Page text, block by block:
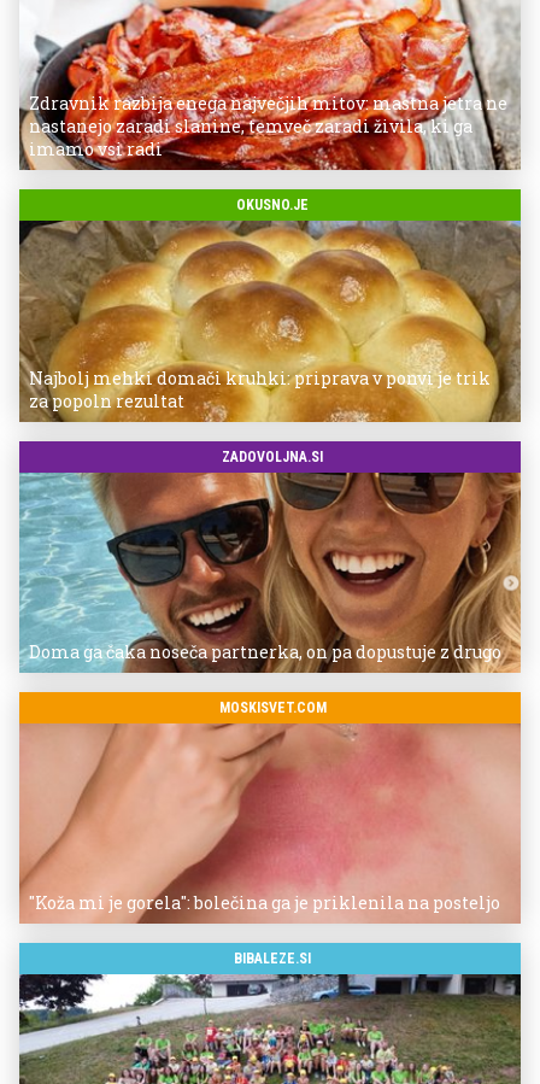
Zdravnik razbija enega največjih mitov: mastna jetra ne
nastanejo zaradi slanine, temveč zaradi živila, ki ga
imamo vsi radi
OKUSNO.JE
Najbolj mehki domači kruhki: priprava v ponvi je trik
za popoln rezultat
ZADOVOLJNA.SI
Doma ga čaka noseča partnerka, on pa dopustuje z drugo
MOSKISVET.COM
"Koža mi je gorela": bolečina ga je priklenila na posteljo
BIBALEZE.SI